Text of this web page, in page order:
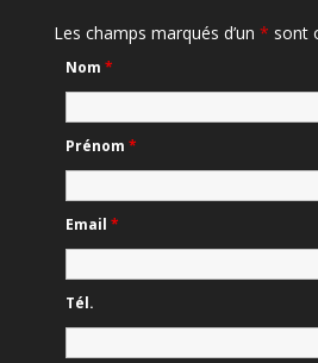
Les champs marqués d’un * sont
Nom *
Prénom *
Email *
Tél.